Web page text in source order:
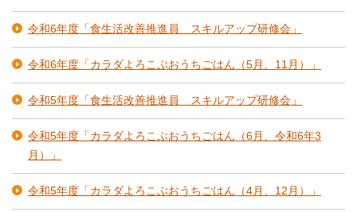
令和6年度「食生活改善推進員 スキルアップ研修会」
令和6年度「カラダよろこぶおうちごはん（5月、11月）」
令和5年度「食生活改善推進員 スキルアップ研修会」
令和5年度「カラダよろこぶおうちごはん（6月、令和6年3
月）」
令和5年度「カラダよろこぶおうちごはん（4月、12月）」